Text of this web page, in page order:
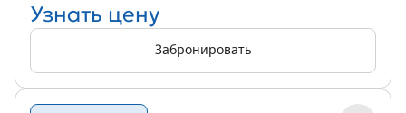
Узнать цену
Забронировать